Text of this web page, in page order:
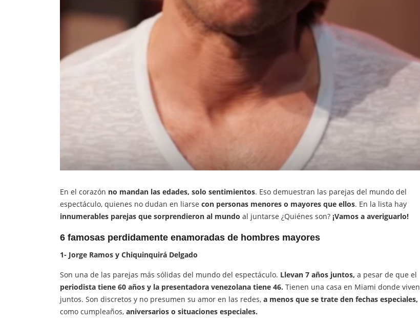
En el corazón no mandan las edades, solo sentimientos. Eso demuestran las parejas del mundo del
espectáculo, quienes no dudan en liarse con personas menores o mayores que ellos. En la lista hay
innumerables parejas que sorprendieron al mundo al juntarse ¿Quiénes son? ¡Vamos a averiguarlo!
6 famosas perdidamente enamoradas de hombres mayores
1- Jorge Ramos y Chiquinquirá Delgado
Son una de las parejas más sólidas del mundo del espectáculo. Llevan 7 años juntos, a pesar de que el
periodista tiene 60 años y la presentadora venezolana tiene 46. Tienen una casa en Miami donde viven
juntos. Son discretos y no presumen su amor en las redes, a menos que se trate den fechas especiales,
como cumpleaños, aniversarios o situaciones especiales.